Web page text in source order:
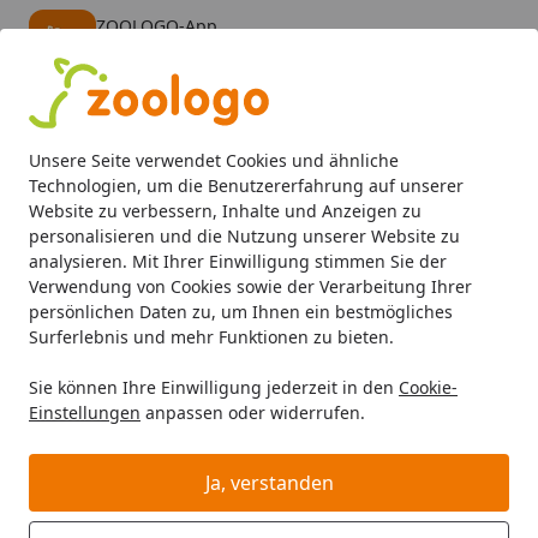
Unsere Seite verwendet Cookies und ähnliche
Technologien, um die Benutzererfahrung auf unserer
Website zu verbessern, Inhalte und Anzeigen zu
personalisieren und die Nutzung unserer Website zu
analysieren. Mit Ihrer Einwilligung stimmen Sie der
Verwendung von Cookies sowie der Verarbeitung Ihrer
persönlichen Daten zu, um Ihnen ein bestmögliches
Surferlebnis und mehr Funktionen zu bieten.
Sie können Ihre Einwilligung jederzeit in den Cookie-
Einstellungen anpassen oder widerrufen.
Ja, verstanden
ZOOLOGO-App
Alle Produkte
Mein Konto
Suchen
Startseite
Hund Hundefutter Snacks Corwex Soft Treats Pferd
Corwex Soft Treats Pferd 165g
Hundesnack